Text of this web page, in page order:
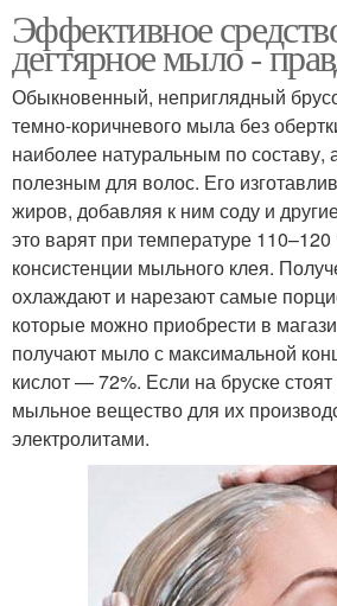
Мыла для кожи
Дегтярные мыла
Мыло на волосы
Мыло в борьбе
Мыло для борьбы
Эффективное
дегтярное мыло -
Обыкновенный, неприглядный
темно-коричневого мыла без
наиболее натуральным по
полезным для волос. Его
жиров, добавляя к ним соду и
это варят при температуре 110–120
консистенции мыльного клея.
охлаждают и нарезают самые
которые можно приобрести в
получают мыло с максимальной
кислот — 72%. Если на бруске
мыльное вещество для их
электролитами.